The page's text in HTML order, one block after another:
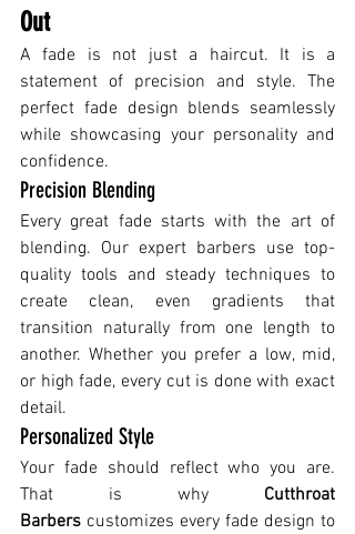
Out
A fade is not just a haircut. It is a
statement of precision and style. The
perfect fade design blends seamlessly
while showcasing your personality and
confidence.
Precision Blending
Every great fade starts with the art of
blending. Our expert barbers use top-
quality tools and steady techniques to
create clean, even gradients that
transition naturally from one length to
another. Whether you prefer a low, mid,
or high fade, every cut is done with exact
detail.
Personalized Style
Your fade should reflect who you are.
That is why Cutthroat
Barbers customizes every fade design to